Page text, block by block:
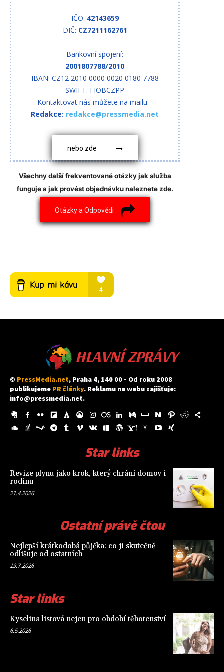
IČO: 42143659
DIČ: CZ7211162761
Bankovní spojení:
2001807788/2010
IBAN: CZ12 2010 0000 0020 0180 7788
SWIFT: FIOBCZPP
Kontaktovat nás můžete na mailu:
Redakce: redakce@pressmedia.net
nebo zde
Všechny další frekventované otázky jak služba
funguje a jak provést objednávku naleznete zde.
Otázky a Odpovědi
HLAVNÍ ZPRÁVY
© PressMedia.net, Praha 4, 140 00 - Od roku 2008
publikujeme PR články. Reklamu na webu zajišťuje:
info@pressmedia.net.
Star links
Revize plynu jako krok, který chrání domov i
rodinu
21.4.2026
Ostatní právě čtou
Nejlepší krátkodobá půjčka: co ji skutečně
odlišuje od ostatních
19.7.2026
Star links
Kyselina listová nejen pro období těhotenství
6.5.2026